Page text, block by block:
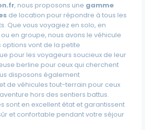
, nous proposons une gamme
de location pour répondre à tous les
Que vous voyagiez en solo, en
en groupe, nous avons le véhicule
options vont de la petite
pour les voyageurs soucieux de leur
berline pour ceux qui cherchent
disposons également
et de véhicules tout-terrain pour ceux
hors des sentiers battus.
sont en excellent état et garantissent
et confortable pendant votre séjour